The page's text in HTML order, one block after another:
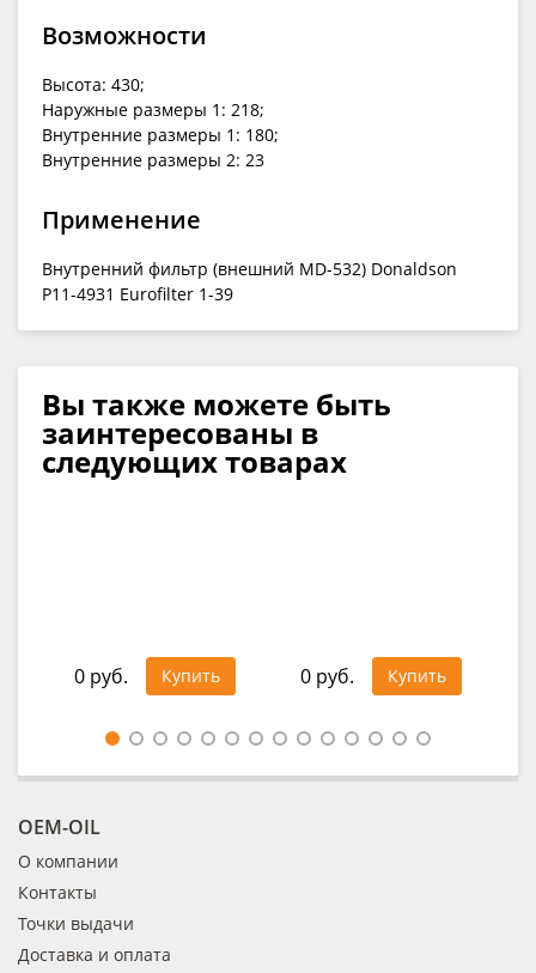
Возможности
Высота: 430;
Наружные размеры 1: 218;
Внутренние размеры 1: 180;
Внутренние размеры 2: 23
Применение
Внутренний фильтр (внешний MD-532) Donaldson
P11-4931 Eurofilter 1-39
Вы также можете быть
заинтересованы в
следующих товарах
0 руб. Купить 0 руб. Купить
OEM-OIL
О компании
Контакты
Точки выдачи
Доставка и оплата